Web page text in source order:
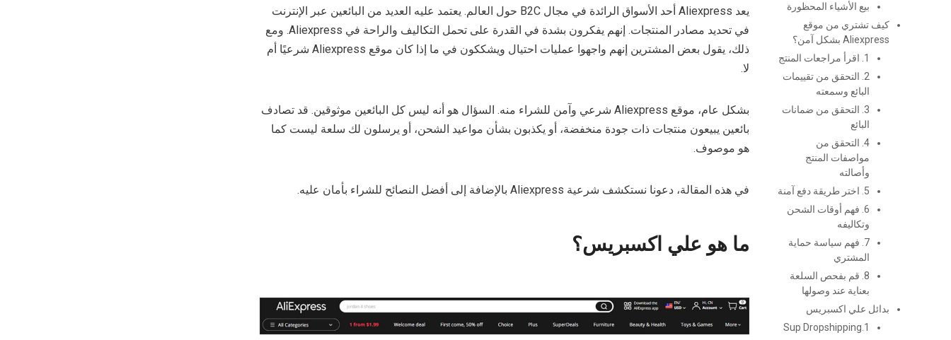
بيع الأشياء المحظورة
كيف تشتري من موقع
Aliexpress بشكل آمن؟
1. اقرأ مراجعات المنتج
2. التحقق من تقييمات
البائع وسمعته
3. التحقق من ضمانات
البائع
4. التحقق من
مواصفات المنتج
وأصالته
5. اختر طريقة دفع آمنة
6. فهم أوقات الشحن
وتكاليفه
7. فهم سياسة حماية
المشتري
8. قم بفحص السلعة
بعناية عند وصولها
بدائل علي اكسبريس
1.Sup Dropshipping
يعد Aliexpress أحد الأسواق الرائدة في مجال B2C حول العالم. يعتمد عليه العديد من البائعين عبر الإنترنت
في تحديد مصادر المنتجات. إنهم يفكرون بشدة في القدرة على تحمل التكاليف والراحة في Aliexpress. ومع
ذلك، يقول بعض المشترين إنهم واجهوا عمليات احتيال ويشككون في ما إذا كان موقع Aliexpress شرعيًا أم
لا.
بشكل عام، موقع Aliexpress شرعي وآمن للشراء منه. السؤال هو أنه ليس كل البائعين موثوقين. قد تصادف
بائعين يبيعون منتجات ذات جودة منخفضة، أو يكذبون بشأن مواعيد الشحن، أو يرسلون لك سلعة ليست كما
هو موصوف.
في هذه المقالة، دعونا نستكشف شرعية Aliexpress بالإضافة إلى أفضل النصائح للشراء بأمان عليه.
ما هو علي اكسبريس؟